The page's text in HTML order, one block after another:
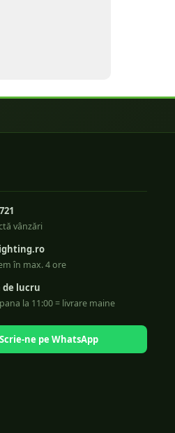
vânzări
în max. 4 ore
de lucru
la 11:00 = livrare maine
Scrie-ne pe WhatsApp